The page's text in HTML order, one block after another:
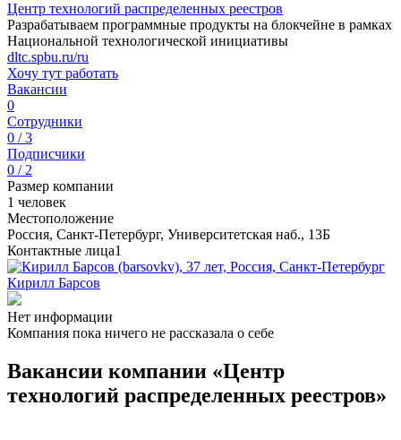
Центр технологий распределенных реестров
Разрабатываем программные продукты на блокчейне в рамках
Национальной технологической инициативы
dltc.spbu.ru/ru
Хочу тут работать
Вакансии
0
Сотрудники
0 / 3
Подписчики
0 / 2
Размер компании
1 человек
Местоположение
Россия, Санкт-Петербург, Университетская наб., 13Б
Контактные лица1
Кирилл Барсов
Нет информации
Компания пока ничего не рассказала о себе
Вакансии компании «Центр
технологий распределенных реестров»